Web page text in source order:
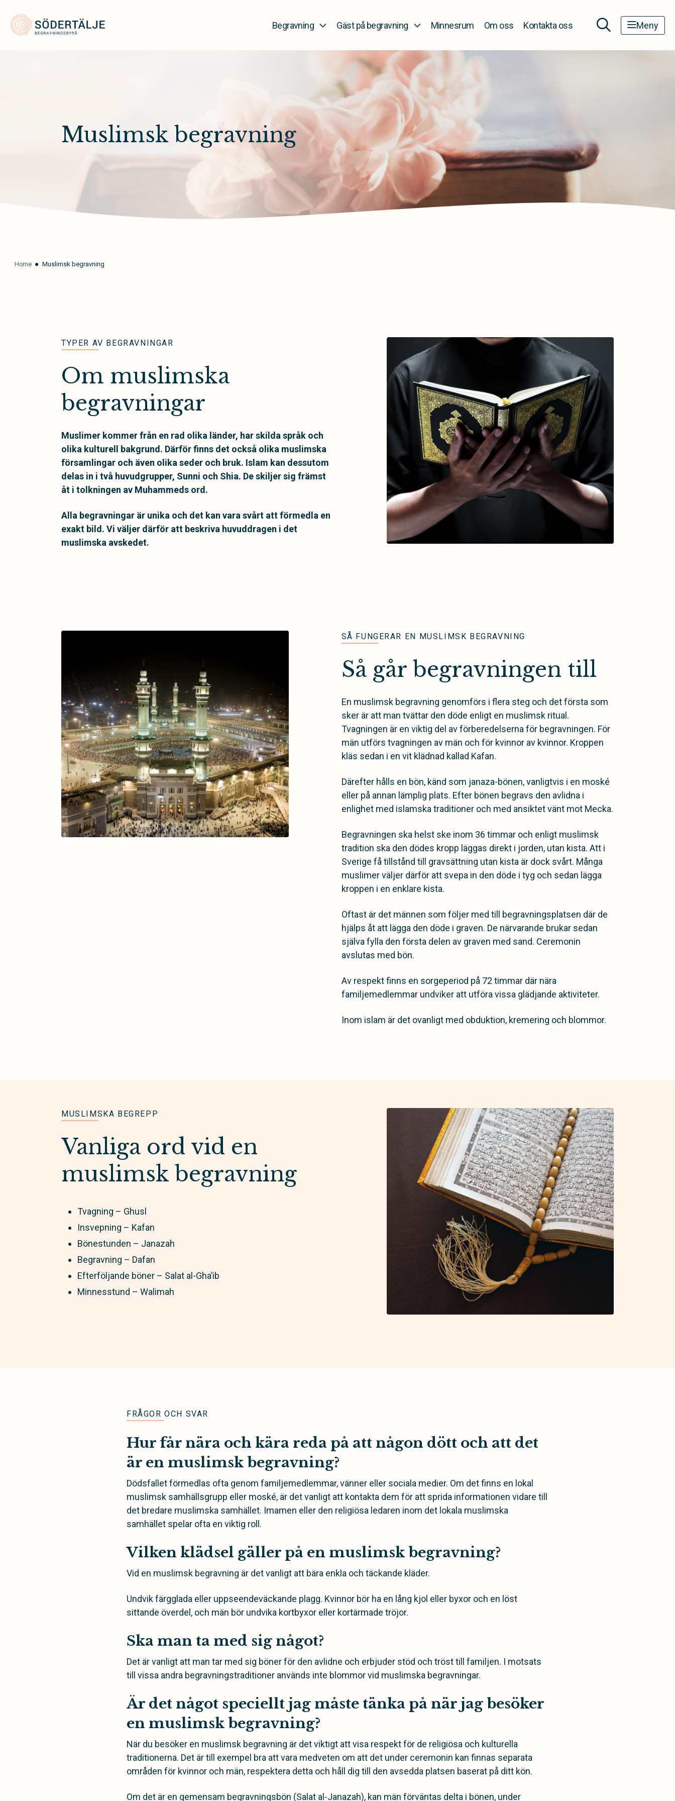
Södertälje Begravningsbyrå Begravning Gäst på begravning Minnesrum Om oss Kontakta oss Meny
Muslimsk begravning
Home Muslimsk begravning
TYPER AV BEGRAVNINGAR
Om muslimska
begravningar
Muslimer kommer från en rad olika länder, har skilda språk och
olika kulturell bakgrund. Därför finns det också olika muslimska
församlingar och även olika seder och bruk. Islam kan dessutom
delas in i två huvudgrupper, Sunni och Shia. De skiljer sig främst
åt i tolkningen av Muhammeds ord.
Alla begravningar är unika och det kan vara svårt att förmedla en
exakt bild. Vi väljer därför att beskriva huvuddragen i det
muslimska avskedet.
SÅ FUNGERAR EN MUSLIMSK BEGRAVNING
Så går begravningen till
En muslimsk begravning genomförs i flera steg och det första som
sker är att man tvättar den döde enligt en muslimsk ritual.
Tvagningen är en viktig del av förberedelserna för begravningen. För
män utförs tvagningen av män och för kvinnor av kvinnor. Kroppen
kläs sedan i en vit klädnad kallad Kafan.
Därefter hålls en bön, känd som janaza-bönen, vanligtvis i en moské
eller på annan lämplig plats. Efter bönen begravs den avlidna i
enlighet med islamska traditioner och med ansiktet vänt mot Mecka.
Begravningen ska helst ske inom 36 timmar och enligt muslimsk
tradition ska den dödes kropp läggas direkt i jorden, utan kista. Att i
Sverige få tillstånd till gravsättning utan kista är dock svårt. Många
muslimer väljer därför att svepa in den döde i tyg och sedan lägga
kroppen i en enklare kista.
Oftast är det männen som följer med till begravningsplatsen där de
hjälps åt att lägga den döde i graven. De närvarande brukar sedan
själva fylla den första delen av graven med sand. Ceremonin
avslutas med bön.
Av respekt finns en sorgeperiod på 72 timmar där nära
familjemedlemmar undviker att utföra vissa glädjande aktiviteter.
Inom islam är det ovanligt med obduktion, kremering och blommor.
MUSLIMSKA BEGREPP
Vanliga ord vid en
muslimsk begravning
Tvagning – Ghusl
Insvepning – Kafan
Bönestunden – Janazah
Begravning – Dafan
Efterföljande böner – Salat al-Gha’ib
Minnesstund – Walimah
FRÅGOR OCH SVAR
Hur får nära och kära reda på att någon dött och att det
är en muslimsk begravning?
Dödsfallet förmedlas ofta genom familjemedlemmar, vänner eller sociala medier. Om det finns en lokal
muslimsk samhällsgrupp eller moské, är det vanligt att kontakta dem för att sprida informationen vidare till
det bredare muslimska samhället. Imamen eller den religiösa ledaren inom det lokala muslimska
samhället spelar ofta en viktig roll.
Vilken klädsel gäller på en muslimsk begravning?
Vid en muslimsk begravning är det vanligt att bära enkla och täckande kläder.
Undvik färgglada eller uppseendeväckande plagg. Kvinnor bör ha en lång kjol eller byxor och en löst
sittande överdel, och män bör undvika kortbyxor eller kortärmade tröjor.
Ska man ta med sig något?
Det är vanligt att man tar med sig böner för den avlidne och erbjuder stöd och tröst till familjen. I motsats
till vissa andra begravningstraditioner används inte blommor vid muslimska begravningar.
Är det något speciellt jag måste tänka på när jag besöker
en muslimsk begravning?
När du besöker en muslimsk begravning är det viktigt att visa respekt för de religiösa och kulturella
traditionerna. Det är till exempel bra att vara medveten om att det under ceremonin kan finnas separata
områden för kvinnor och män, respektera detta och håll dig till den avsedda platsen baserat på ditt kön.
Om det är en gemensam begravningsbön (Salat al-Janazah), kan män förväntas delta i bönen, under